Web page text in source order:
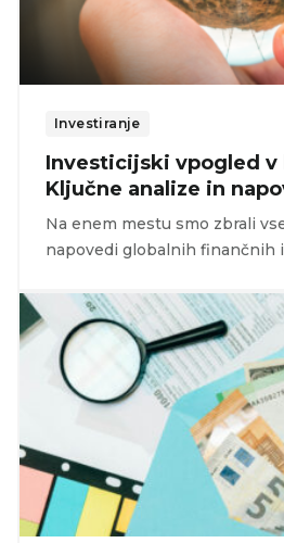
Investiranje
Investicijski vpogled v
Ključne analize in
Na enem mestu smo zbrali
napovedi globalnih finančnih